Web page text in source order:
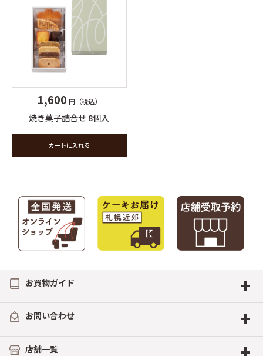
1,600 円（税込）
焼き菓子詰合せ 8個入
カートに入れる
お買物ガイド +
お問い合わせ +
店舗一覧